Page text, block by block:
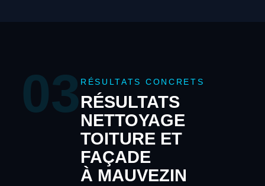
03 RÉSULTATS CONCRETS
RÉSULTATS
NETTOYAGE
TOITURE ET
FAÇADE
À MAUVEZIN